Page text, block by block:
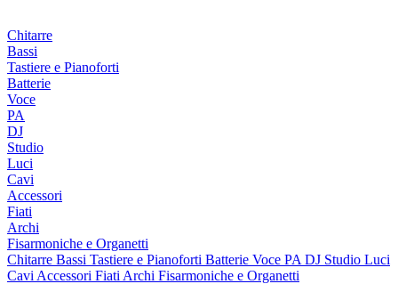
Chitarre
Bassi
Tastiere e Pianoforti
Batterie
Voce
PA
DJ
Studio
Luci
Cavi
Accessori
Fiati
Archi
Fisarmoniche e Organetti
Chitarre Bassi Tastiere e Pianoforti Batterie Voce PA DJ Studio Luci
Cavi Accessori Fiati Archi Fisarmoniche e Organetti